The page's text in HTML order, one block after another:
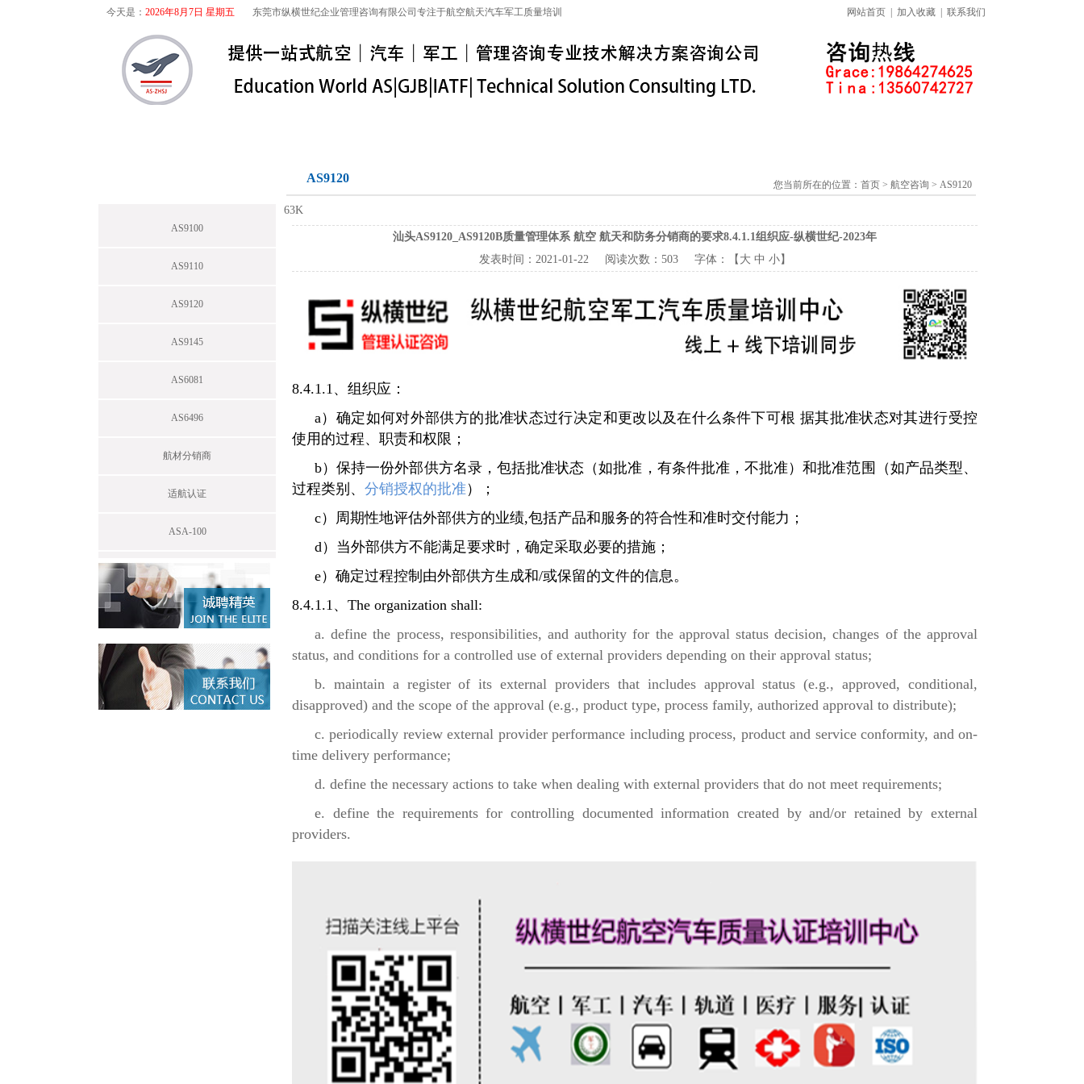
今天是： 2026年8月7日 星期五 东莞市纵横世纪企业管理咨询有限公司专注于航空航天汽车军工质量培训 网站首页 加入收藏 联系我们
AS9100
AS9110
AS9120
AS9145
AS6081
AS6496
航材分销商
适航认证
ASA-100
AS9120 您当前所在的位置： 首页> 航空咨询 > AS9120
63K
汕头AS9120_AS9120B质量管理体系 航空 航天和防务分销商的要求8.4.1.1组织应-纵横世纪-2023年
发表时间： 2021-01-22阅读次数： 503 字体：【 大 中 小】
8.4.1.1、组织应：
a）确定如何对外部供方的批准状态过行决定和更改以及在什么条件下可根 据其批准状态对其进行受控
使用的过程、职责和权限；
b）保持一份外部供方名录，包括批准状态（如批准，有条件批准，不批准）和批准范围（如产品类型、
过程类别、 分销授权的批准）；
c）周期性地评估外部供方的业绩,包括产品和服务的符合性和准时交付能力；
d）当外部供方不能满足要求时，确定采取必要的措施；
e）确定过程控制由外部供方生成和/或保留的文件的信息。
8.4.1.1、The organization shall:
a. define the process, responsibilities, and authority for the approval status decision, changes of the approval
status, and conditions for a controlled use of external providers depending on their approval status;
b. maintain a register of its external providers that includes approval status (e.g., approved, conditional,
disapproved) and the scope of the approval (e.g., product type, process family, authorized approval to distribute);
c. periodically review external provider performance including process, product and service conformity, and on-
time delivery performance;
d. define the necessary actions to take when dealing with external providers that do not meet requirements;
e. define the requirements for controlling documented information created by and/or retained by external
providers.